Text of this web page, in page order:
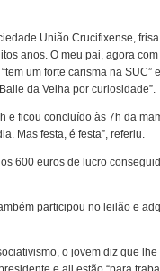
União Crucifixense,
anos. O meu pai, agora
um forte carisma na SUC”
da Velha por curiosidade”.
e ficou concluído às 7h da
Mas festa, é festa”, referiu.
600 euros de lucro
participou no leilão e
o jovem diz que